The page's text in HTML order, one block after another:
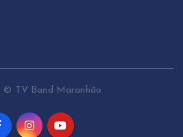
© TV Band Maranhão